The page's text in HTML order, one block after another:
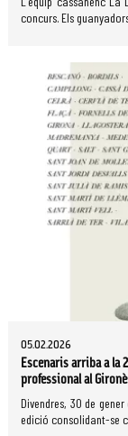
concurs. Els
05.02.2026
Escenaris arriba a la
professional al
Divendres, 30 de
edició consolidant-se